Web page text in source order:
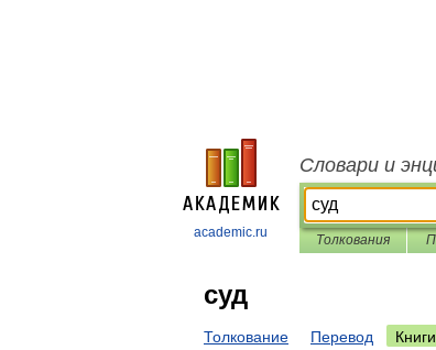
academic.ru
Словари и
Толкования
суд
Толкование Перевод
Книги